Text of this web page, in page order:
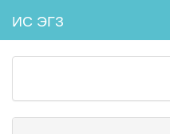
ИС ЭГЗ